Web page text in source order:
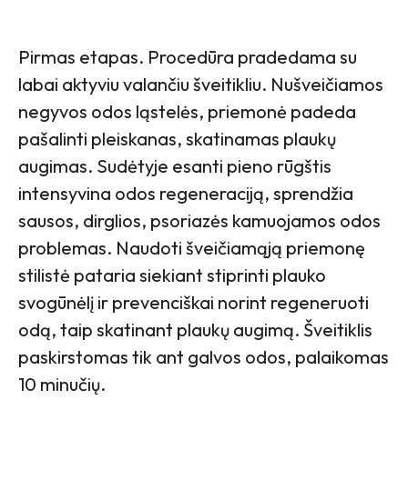
Pirmas etapas. Procedūra pradedama su
labai aktyviu valančiu šveitikliu. Nušveičiamos
negyvos odos ląstelės, priemonė padeda
pašalinti pleiskanas, skatinamas plaukų
augimas. Sudėtyje esanti pieno rūgštis
intensyvina odos regeneraciją, sprendžia
sausos, dirglios, psoriazės kamuojamos odos
problemas. Naudoti šveičiamąją priemonę
stilistė pataria siekiant stiprinti plauko
svogūnėlį ir prevenciškai norint regeneruoti
odą, taip skatinant plaukų augimą. Šveitiklis
paskirstomas tik ant galvos odos, palaikomas
10 minučių.